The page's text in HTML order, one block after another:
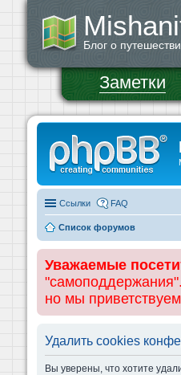
Блог о
Заметки
Ссылки FAQ
Список форумов
Уважаемые
но мы
Удалить cookies
Вы уверены, что хотите